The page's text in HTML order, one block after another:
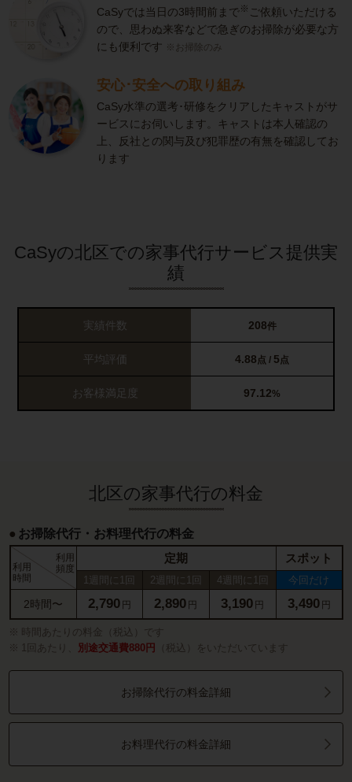
CaSyでは当日の3時間前まで※ ご依頼いただける
ので、思わぬ来客などで急ぎのお掃除が必要な方
にも便利です ※お掃除のみ
安心･安全への取り組み
CaSy水準の選考･研修をクリアしたキャストがサ
ービスにお伺いします。キャストは本人確認の
上、反社との関与及び犯罪歴の有無を確認してお
ります
CaSyの北区での家事代行サービス提供実
績
実績件数 208件
平均評価 4.88 点 / 5 点
お客様満足度 97.12%
北区の家事代行の料金
お掃除代行・お料理代行の料金
利用
時間
利用
頻度
定期 スポット
1週間に1回 2週間に1回 4週間に1回 今回だけ
2時間〜 2,790 円 2,890 円 3,190 円 3,490 円
時間あたりの料金（税込）です
1回あたり、
別途交通費880円 （税込）をいただいています
お掃除代行の料金詳細
お料理代行の料金詳細